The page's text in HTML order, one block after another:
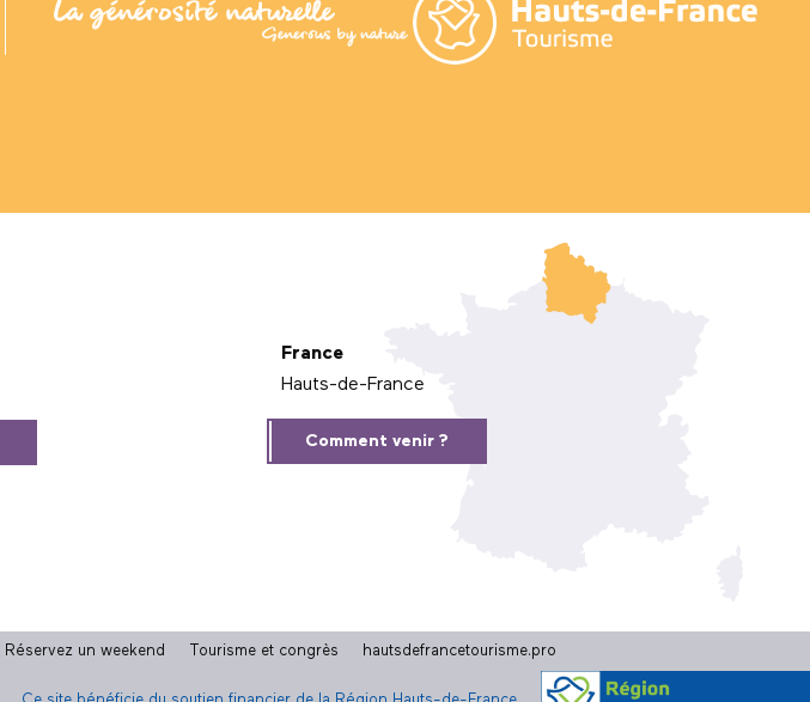
France
Hauts-de-France
Comment venir ?
Réservez un weekend Tourisme et congrès hautsdefrancetourisme.pro